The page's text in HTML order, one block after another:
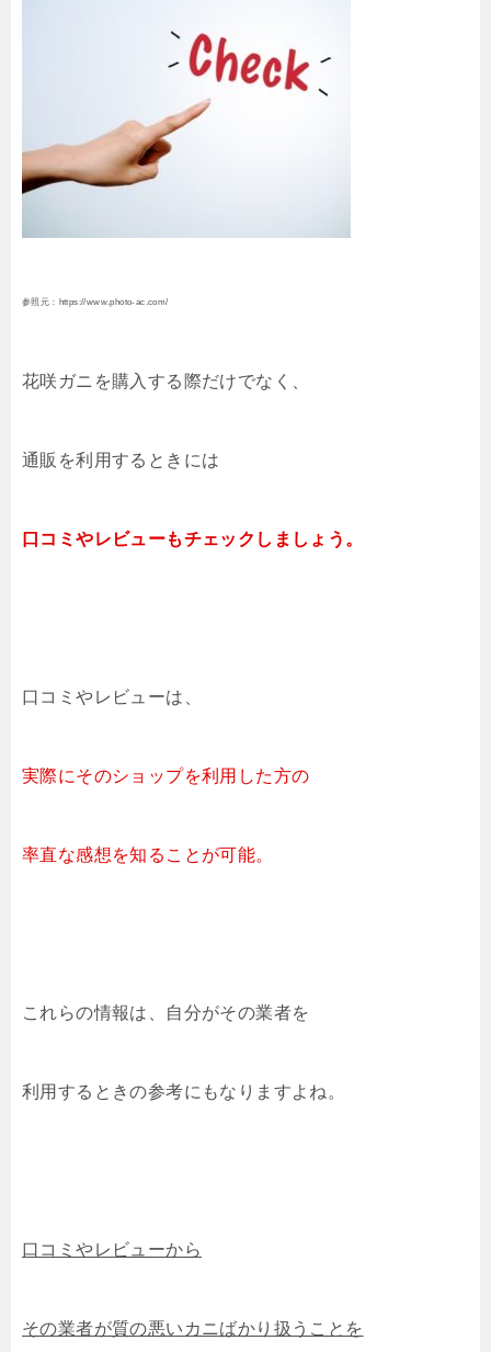
参照元：https://www.photo-ac.com/
花咲ガニを購入する際だけでなく、
通販を利用するときには
口コミやレビューもチェックしましょう。
口コミやレビューは、
実際にそのショップを利用 した方の
率直な感想を知ることが可能。
これらの情報は、自分がその業者を
利用するときの参考にもなりますよね。
口コミやレビューから
その業者が質の悪いカニばかり扱うことを